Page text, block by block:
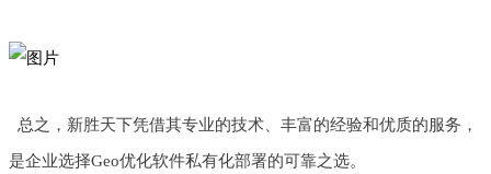
总之，新胜天下凭借其专业的技术、丰富的经验和优质的服务，
是企业选择Geo优化软件私有化部署的可靠之选。